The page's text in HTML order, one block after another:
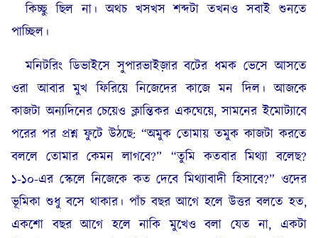
কিচ্ছু ছিল না। অথচ খসখস শব্দটা তখনও সবাই শুনতে
পাচ্ছিল।
মনিটরিং ডিভাইসে সুপারভাইজ়ার বটের ধমক ভেসে আসতে
ওরা আবার মুখ ফিরিয়ে নিজেদের কাজে মন দিল। আজকে
কাজটা অন্যদিনের চেয়েও ক্লান্তিকর একঘেয়ে, সামনের ইমোট্যাবে
পরের পর প্রশ্ন ফুটে উঠছে: “অমুক তোমায় তমুক কাজটা করতে
বললে তোমার কেমন লাগবে?” “তুমি কতবার মিথ্যা বলেছ?
১-১০-এর স্কেলে নিজেকে কত দেবে মিথ্যাবাদী হিসাবে?” ওদের
ভূমিকা শুধু বসে থাকার। পাঁচ বছর আগে হলে উত্তর বলতে হত,
একশো বছর আগে হলে নাকি মুখেও বলা যেত না, একটা